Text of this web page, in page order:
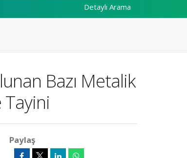
Detaylı Arama
Bazı Metalik
Tayini
Paylaş